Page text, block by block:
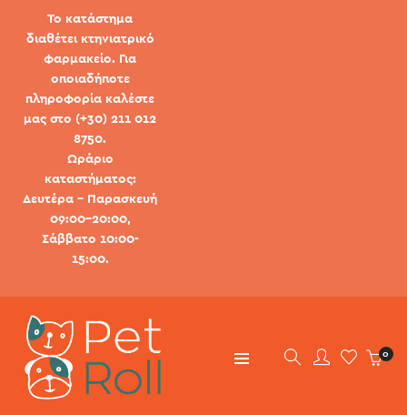
Το κατάστημα
διαθέτει κτηνιατρικό
φαρμακείο. Για
οποιαδήποτε
πληροφορία καλέστε
μας στο (+30) 211 012
8750.
Ωράριο
καταστήματος:
Δευτέρα - Παρασκευή
09:00-20:00,
Σάββατο 10:00-
15:00.
0